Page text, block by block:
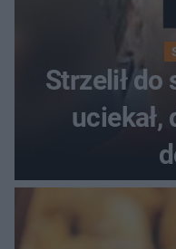
Strzelił do
uciekał,